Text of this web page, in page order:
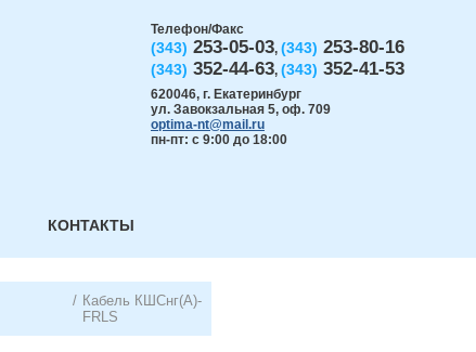
Телефон/Факс
(343) 253-05-03, (343) 253-80-16
(343) 352-44-63, (343) 352-41-53
620046, г. Екатеринбург
ул. Завокзальная 5, оф. 709
optima-nt@mail.ru
пн-пт: с 9:00 до 18:00
КОНТАКТЫ
/ Кабель КШСнг(А)-
FRLS